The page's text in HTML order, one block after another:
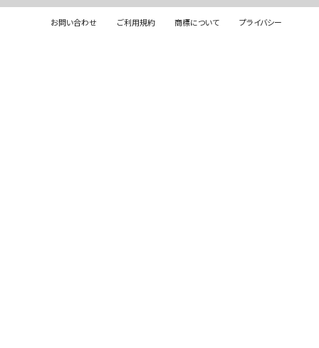
お問い合わせ ご利用規約 商標について プライバシー